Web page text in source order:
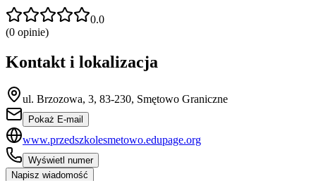
0.0
(0 opinie)
Kontakt i lokalizacja
ul. Brzozowa, 3, 83-230, Smętowo Graniczne
Pokaż E-mail
www.przedszkolesmetowo.edupage.org
Wyświetl numer
Napisz wiadomość